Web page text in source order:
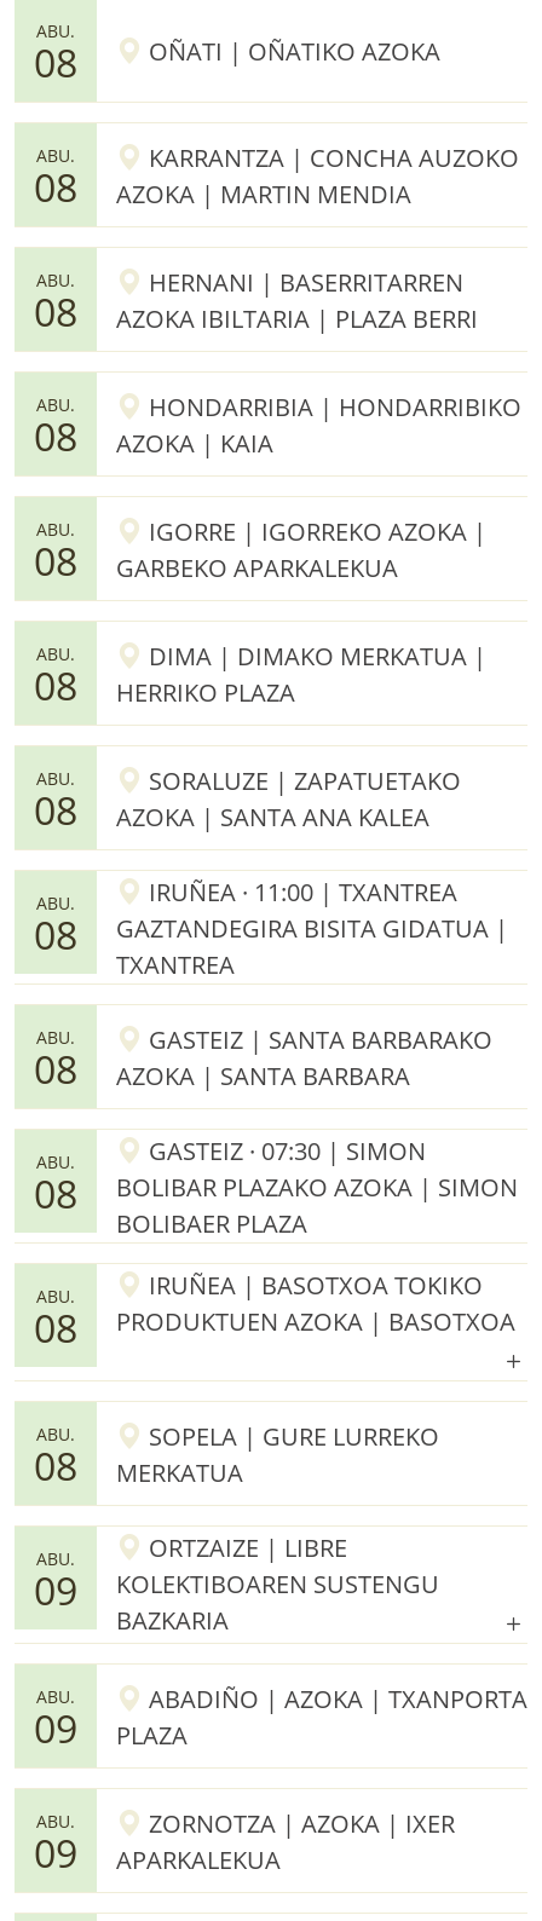
ABU.
08 OÑATI | OÑATIKO AZOKA
ABU.
08
KARRANTZA | CONCHA AUZOKO
AZOKA | MARTIN MENDIA
ABU.
08
HERNANI | BASERRITARREN
AZOKA IBILTARIA | PLAZA BERRI
ABU.
08
HONDARRIBIA | HONDARRIBIKO
AZOKA | KAIA
ABU.
08
IGORRE | IGORREKO AZOKA |
GARBEKO APARKALEKUA
ABU.
08
DIMA | DIMAKO MERKATUA |
HERRIKO PLAZA
ABU.
08
SORALUZE | ZAPATUETAKO
AZOKA | SANTA ANA KALEA
ABU.
08
IRUÑEA · 11:00 | TXANTREA
GAZTANDEGIRA BISITA GIDATUA |
TXANTREA
ABU.
08
GASTEIZ | SANTA BARBARAKO
AZOKA | SANTA BARBARA
ABU.
08
GASTEIZ · 07:30 | SIMON
BOLIBAR PLAZAKO AZOKA | SIMON
BOLIBAER PLAZA
ABU.
08
IRUÑEA | BASOTXOA TOKIKO
PRODUKTUEN AZOKA | BASOTXOA
ABU.
08
SOPELA | GURE LURREKO
MERKATUA
ABU.
09
ORTZAIZE | LIBRE
KOLEKTIBOAREN SUSTENGU
BAZKARIA
ABU.
09
ABADIÑO | AZOKA | TXANPORTA
PLAZA
ABU.
09
ZORNOTZA | AZOKA | IXER
APARKALEKUA